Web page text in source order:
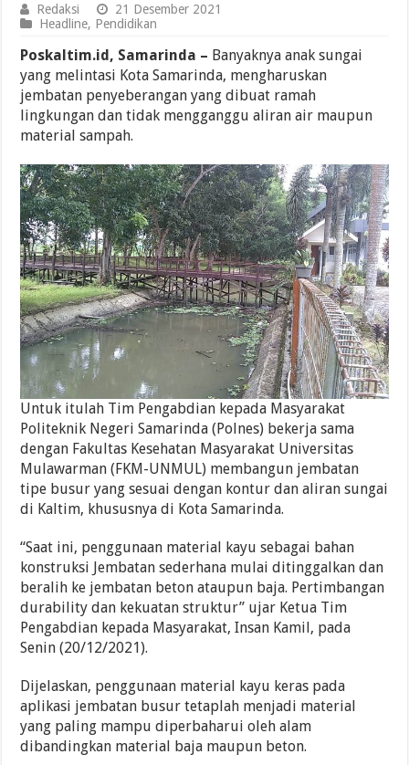
Redaksi
21 Desember 2021
Headline, Pendidikan
Poskaltim.id, Samarinda – Banyaknya anak sungai
yang melintasi Kota Samarinda, mengharuskan
jembatan penyeberangan yang dibuat ramah
lingkungan dan tidak mengganggu aliran air maupun
material sampah.
Untuk itulah Tim Pengabdian kepada Masyarakat
Politeknik Negeri Samarinda (Polnes) bekerja sama
dengan Fakultas Kesehatan Masyarakat Universitas
Mulawarman (FKM-UNMUL) membangun jembatan
tipe busur yang sesuai dengan kontur dan aliran sungai
di Kaltim, khususnya di Kota Samarinda.
“Saat ini, penggunaan material kayu sebagai bahan
konstruksi Jembatan sederhana mulai ditinggalkan dan
beralih ke jembatan beton ataupun baja. Pertimbangan
durability dan kekuatan struktur” ujar Ketua Tim
Pengabdian kepada Masyarakat, Insan Kamil, pada
Senin (20/12/2021).
Dijelaskan, penggunaan material kayu keras pada
aplikasi jembatan busur tetaplah menjadi material
yang paling mampu diperbaharui oleh alam
dibandingkan material baja maupun beton.